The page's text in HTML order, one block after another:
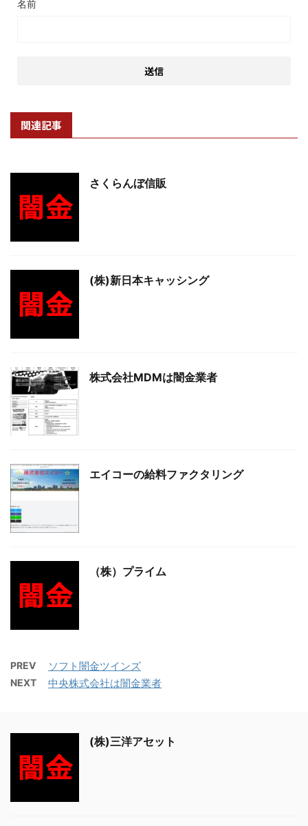
名前
関連記事
さくらんぼ信販
(株)新日本キャッシング
株式会社MDMは闇金業者
エイコーの給料ファクタリング
（株）プライム
PREV ソフト闇金ツインズ
NEXT 中央株式会社は闇金業者
(株)三洋アセット